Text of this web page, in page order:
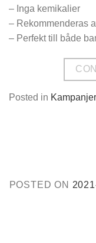
– Inga kemikalier
– Rekommenderas
– Perfekt till både
Posted in Kampanjer
POSTED ON